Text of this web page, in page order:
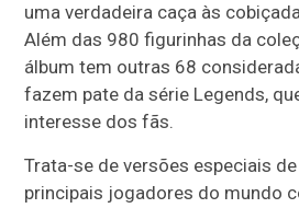
uma verdadeira caça às
Além das 980 figurinhas da
álbum tem outras 68
fazem pate da série Legends,
interesse dos fãs.
Trata-se de versões especiais
principais jogadores do mundo